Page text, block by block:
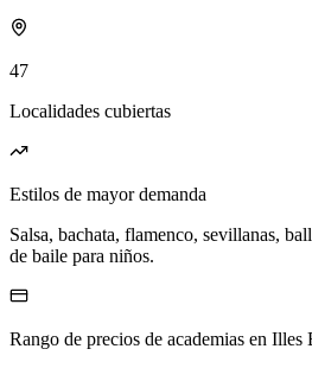
47
Localidades cubiertas
Estilos de mayor demanda
Salsa, bachata, flamenco, sevillanas,
de baile para niños.
Rango de precios de academias en Illes